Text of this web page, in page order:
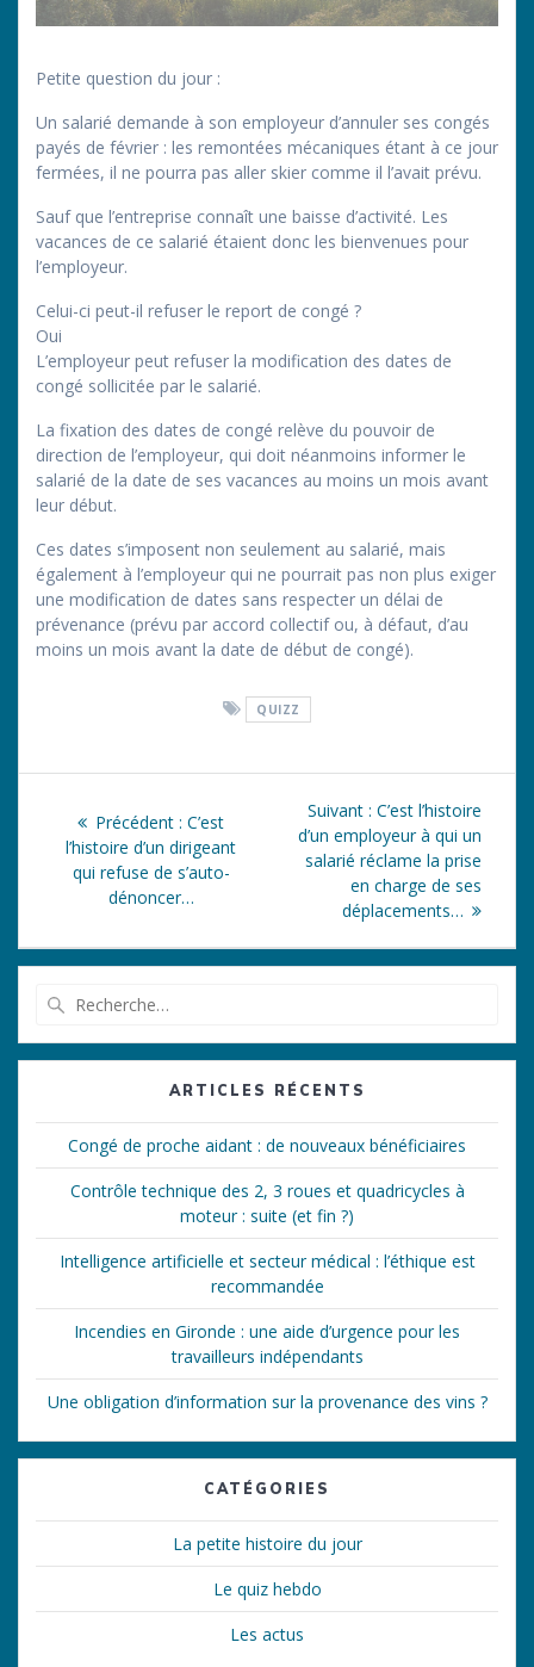
Petite question du jour :
Un salarié demande à son employeur d’annuler ses congés
payés de février : les remontées mécaniques étant à ce jour
fermées, il ne pourra pas aller skier comme il l’avait prévu.
Sauf que l’entreprise connaît une baisse d’activité. Les
vacances de ce salarié étaient donc les bienvenues pour
l’employeur.
Celui-ci peut-il refuser le report de congé ?
Oui
L’employeur peut refuser la modification des dates de
congé sollicitée par le salarié.
La fixation des dates de congé relève du pouvoir de
direction de l’employeur, qui doit néanmoins informer le
salarié de la date de ses vacances au moins un mois avant
leur début.
Ces dates s’imposent non seulement au salarié, mais
également à l’employeur qui ne pourrait pas non plus exiger
une modification de dates sans respecter un délai de
prévenance (prévu par accord collectif ou, à défaut, d’au
moins un mois avant la date de début de congé).
QUIZZ
l’article
Précédent : Article
précédent
:
C’est
l’histoire d’un dirigeant
qui refuse de s’auto-
dénoncer…
Suivant : Article
suivant
:
C’est l’histoire
d’un employeur à qui un
salarié réclame la prise
en charge de ses
déplacements…
:
ARTICLES RÉCENTS
Congé de proche aidant : de nouveaux bénéficiaires
Contrôle technique des 2, 3 roues et quadricycles à
moteur : suite (et fin ?)
Intelligence artificielle et secteur médical : l’éthique est
recommandée
Incendies en Gironde : une aide d’urgence pour les
travailleurs indépendants
Une obligation d’information sur la provenance des vins ?
CATÉGORIES
La petite histoire du jour
Le quiz hebdo
Les actus